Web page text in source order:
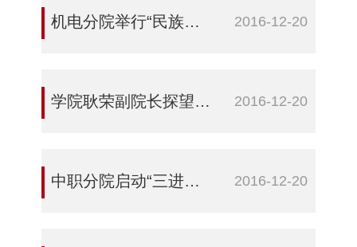
机电分院举行“民族团结一家亲”暨“三进两联一交友”活动动员大会 2016-12-20
学院耿荣副院长探望结对子民族学生家长 2016-12-20
中职分院启动“三进两联一交友”活动 2016-12-20